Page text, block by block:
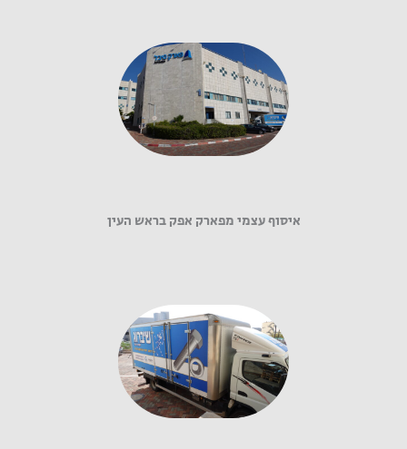
איסוף עצמי מפארק אפק בראש העין